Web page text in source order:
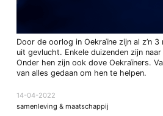
Door de oorlog in Oekraïne zijn al z’n
uit gevlucht. Enkele duizenden zijn
Onder hen zijn ook dove Oekraïners.
van alles gedaan om hen te helpen.
14-04-2022
samenleving & maatschappij